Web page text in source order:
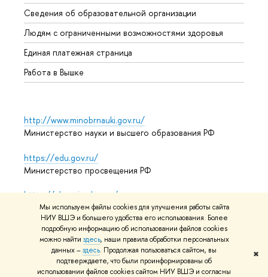
Мы используем файлы cookies для улучшения работы сайта
НИУ ВШЭ и большего удобства его использования. Более
подробную информацию об использовании файлов cookies
можно найти здесь, наши правила обработки персональных
данных –здесь. Продолжая пользоваться сайтом, вы
подтверждаете, что были проинформированы об
использовании файлов cookies сайтом НИУ ВШЭ и согласны
✖
Сведения об образовательной организации
Людям с ограниченными возможностями здоровья
Единая платежная страница
Работа в Вышке
http://www.minobrnauki.gov.ru/
Министерство науки и высшего образования РФ
https://edu.gov.ru/
Министерство просвещения РФ
https://elearning.hse.ru/mooc
Массовые открытые онлайн-курсы
© НИУ ВШЭ 1993–2026 Адреса и контактыУсловия
использования материаловПолитика конфиденциальности
Карта сайта